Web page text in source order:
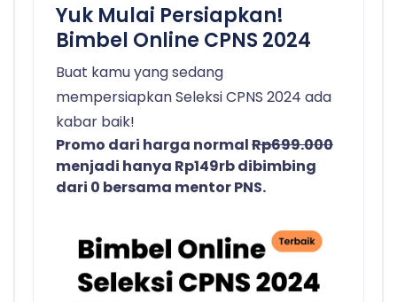
Yuk Mulai Persiapkan!
Bimbel Online CPNS 2024
Buat kamu yang sedang
mempersiapkan Seleksi CPNS 2024 ada
kabar baik!
Promo dari harga normalRp699.000
menjadi hanya Rp149rb dibimbing
dari 0 bersama mentor PNS.